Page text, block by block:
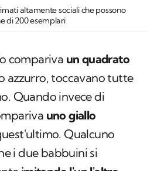
altamente sociali che possono
di 200 esemplari
compariva un quadrato
azzurro, toccavano tutte
Quando invece di
uno giallo
Qualcuno
i due babbuini si